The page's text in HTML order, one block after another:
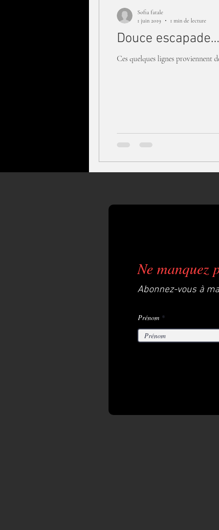
Douce escapade...
Ces quelques lignes proviennent
Sofia fatale
1 juin 2019
1 min de lecture
Ne manquez
Abonnez-vous à
Prénom